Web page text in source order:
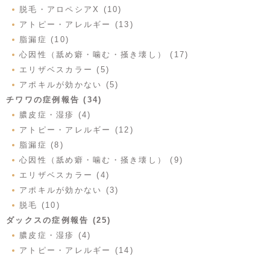
脱毛・アロペシアX (10)
アトピー・アレルギー (13)
脂漏症 (10)
心因性（舐め癖・噛む・掻き壊し） (17)
エリザベスカラー (5)
アポキルが効かない (5)
チワワの症例報告 (34)
膿皮症・湿疹 (4)
アトピー・アレルギー (12)
脂漏症 (8)
心因性（舐め癖・噛む・掻き壊し） (9)
エリザベスカラー (4)
アポキルが効かない (3)
脱毛 (10)
ダックスの症例報告 (25)
膿皮症・湿疹 (4)
アトピー・アレルギー (14)